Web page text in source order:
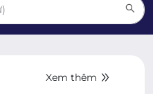
Xem thêm